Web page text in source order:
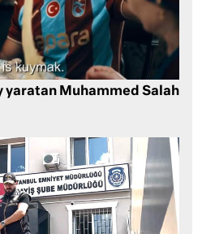
yaratan Muhammed Salah